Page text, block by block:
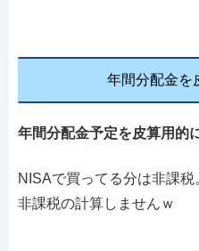
年間分配金を
年間分配金予定を皮算用的
NISAで買ってる分は非課
非課税の計算しませんｗ